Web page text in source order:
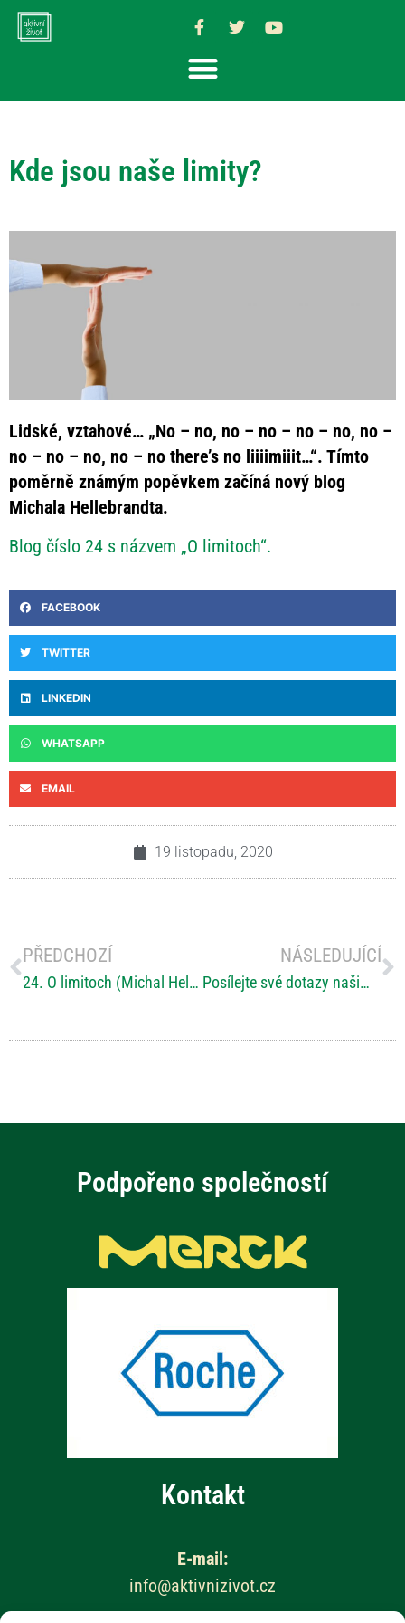
Kde jsou naše limity?
Lidské, vztahové… „No – no, no – no – no – no, no –
no – no – no, no – no there’s no liiiimiiit…“. Tímto
poměrně známým popěvkem začíná nový blog
Michala Hellebrandta.
Blog číslo 24 s názvem „O limitoch“.
FACEBOOK
TWITTER
LINKEDIN
WHATSAPP
EMAIL
19 listopadu, 2020
PŘEDCHOZÍ
24. O limitoch (Michal Hellebrandt)
NÁSLEDUJÍCÍ
Posílejte své dotazy našim odborníkům! Už tuto sobotu ONLINE Konference “O RS (ne)jen pro rodinu”.
Podpořeno společností
Kontakt
E-mail:
info@aktivnizivot.cz